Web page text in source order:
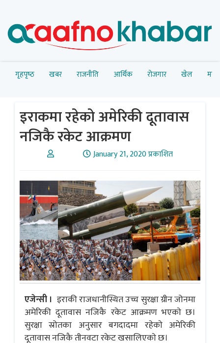
गृहपृष्‍ठ खबर राजनीति आर्थिक रोजगार खेल
इराकमा रहेकाे अमेरिकी दूतावास
नजिकै रकेट आक्रमण
January 21, 2020 प्रकाशित
एजेन्सी । इराकी राजधानीस्थित उच्च सुरक्षा ग्रीन जोनमा
अमेरिकी दूतावास नजिकै रकेट आक्रमण भएकाे छ।
सुरक्षा स्रोतका अनुसार बगदादमा रहेकाे अमेरिकी
दूतावास नजिकै तीनवटा रकेट खसालिएकाे छ।